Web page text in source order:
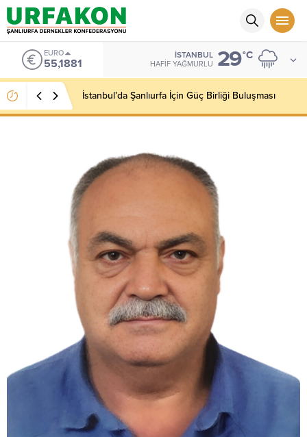
EURO
55,1881
İSTANBUL
HAFIF YAĞMURLU 29°C
İstanbul’da Şanlıurfa İçin Güç Birliği Buluşması